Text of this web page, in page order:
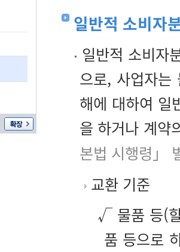
일반적 소비자
일반적 소비자
으로, 사업자는
해에 대하여 일
을 하거나 계약
본법 시행령」
교환 기준
√ 물품 등(
품 등으로